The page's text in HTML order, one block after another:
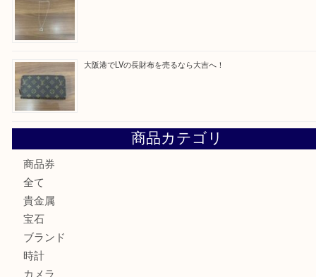
買取専門店「大吉 MEGAドン・キホーテ弁天町店
かった！と思っていただけるよう精一杯のご案内さ
だきます。
従業員一同ご来店心からお待ちしております。
Facebook